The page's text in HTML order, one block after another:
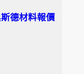
德材料報價